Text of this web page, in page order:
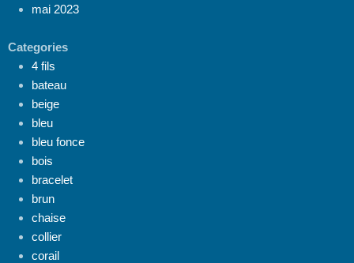
mai 2023
Categories
4 fils
bateau
beige
bleu
bleu fonce
bois
bracelet
brun
chaise
collier
corail